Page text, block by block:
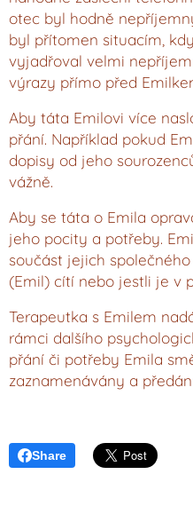
otec byl hodně
byl přítomen situacím,
vyjadřoval velmi
výrazy přímo před
Aby táta Emilovi více
přání. Například pokud
dopisy od jeho
vážně.
Aby se táta o Emila
jeho pocity a potřeby.
součást jejich
(Emil) cítí nebo jestli je v
Terapeutka s Emilem
rámci dalšího
přání či potřeby Emila
zaznamenávány a
Share